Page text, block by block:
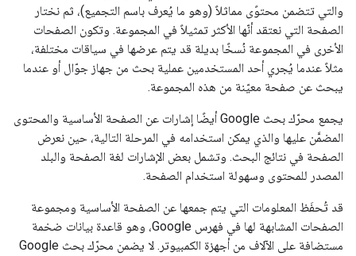
والتي تتضمن محتوًى مماثلاً (وهو ما يُعرف باسم التجميع)، ثم نختار
الصفحة التي نعتقد أنّها الأكثر تمثيلاً في المجموعة. وتكون الصفحات
الأخرى في المجموعة نُسخًا بديلة قد يتم عرضها في سياقات مختلفة،
مثلاً عندما يُجري أحد المستخدمين عملية بحث من جهاز جوّال أو عندما
يبحث عن صفحة معيّنة من هذه المجموعة.
يجمع محرّك بحث Google أيضًا إشارات عن الصفحة الأساسية والمحتوى
المضمَّن عليها والذي يمكن استخدامه في المرحلة التالية، حين نعرض
الصفحة في نتائج البحث. وتشمل بعض الإشارات لغة الصفحة والبلد
المصدر للمحتوى وسهولة استخدام الصفحة.
قد تُحفَظ المعلومات التي يتم جمعها عن الصفحة الأساسية ومجموعة
الصفحات المشابهة لها في فهرس Google، وهو قاعدة بيانات ضخمة
مستضافة على الآلاف من أجهزة الكمبيوتر. لا يضمن محرّك بحث Google